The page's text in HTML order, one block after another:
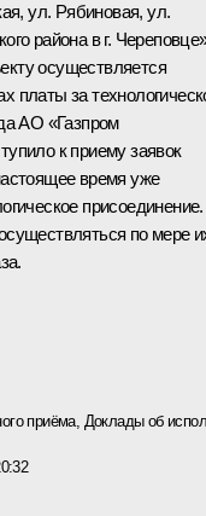
ул. Рябиновая, ул.
района в г.
осуществляется
платы за
АО «Газпром
к приему заявок
время уже
присоединение.
по мере
приёма, Доклады об